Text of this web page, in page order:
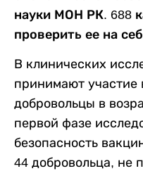
науки МОН РК. 688
проверить ее на
В клинических
принимают участие
добровольцы в
первой фазе
безопасность
44 добровольца, не